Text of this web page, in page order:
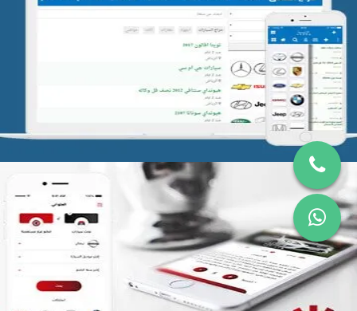
تصميم موقع حراج
تطبيق العلواني للتشليح
التفاصيل